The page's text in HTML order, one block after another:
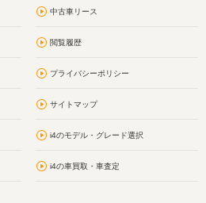
中古車リース
閲覧履歴
プライバシーポリシー
サイトマップ
i4のモデル・グレード選択
i4の車買取・車査定